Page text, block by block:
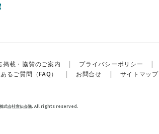
掲載・協賛のご案内 | プライバシーポリシー
|
るご質問（FAQ） | お問合せ | サイトマップ
式会社宣伝会議. All rights reserved.